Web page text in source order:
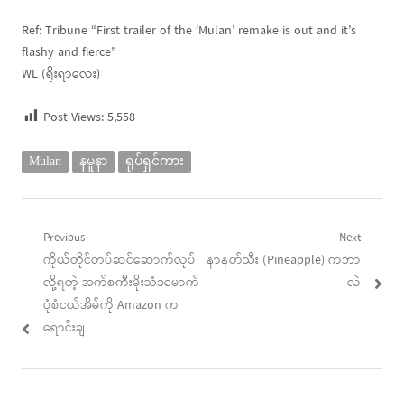
Ref: Tribune “First trailer of the ‘Mulan’ remake is out and it’s
flashy and fierce”
WL (ရိုးရာလေး)
Post Views:5,558
Mulan နမူနာ ရုပ်ရှင်ကား
Post
navigation
Previous
Previous
post:
ကိုယ်တိုင်တပ်ဆင်ဆောက်လုပ်
လို့ရတဲ့ အက်စကီးမိုးသံခမောက်
ပုံစံငယ်အိမ်ကို Amazon က
ရောင်းချ
Next
Next
နာနတ်သီး (Pineapple) ကဘာ
လဲ